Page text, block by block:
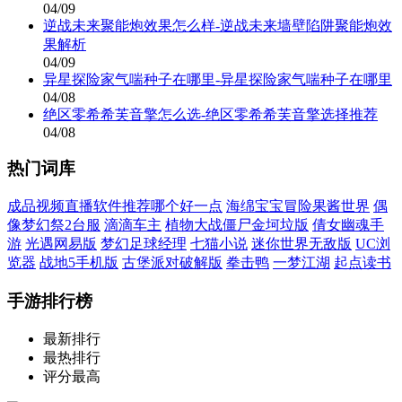
04/09
逆战未来聚能炮效果怎么样-逆战未来墙壁陷阱聚能炮效
果解析
04/09
异星探险家气喘种子在哪里-异星探险家气喘种子在哪里
04/08
绝区零希希芙音擎怎么选-绝区零希希芙音擎选择推荐
04/08
热门词库
成品视频直播软件推荐哪个好一点 海绵宝宝冒险果酱世界 偶
像梦幻祭2台服 滴滴车主 植物大战僵尸金坷垃版 倩女幽魂手
游 光遇网易版 梦幻足球经理 七猫小说 迷你世界无敌版 UC浏
览器 战地5手机版 古堡派对破解版 拳击鸭 一梦江湖 起点读书
手游排行榜
最新排行
最热排行
评分最高